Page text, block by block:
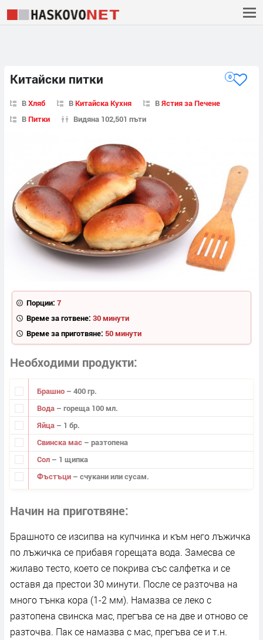
Китайски питки 0
ВХляб ВКитайска Кухня ВЯстия за Печене
ВПитки Видяна 102,501 пъти
Порции: 7
Време за готвене: 30 минути
Време за приготвяне: 50 минути
Необходими продукти
Брашно – 400 гр.
Вода – гореща 100 мл.
Яйца – 1 бр.
Свинска мас – разтопена
Сол – 1 щипка
Фъстъци – счукани или сусам.
Начин на приготвяне
Брашното се изсипва на купчинка и към него лъжичка
по лъжичка се прибавя горещата вода. Замесва се
жилаво тесто, което се покрива със салфетка и се
оставя да престои 30 минути. После се разточва на
много тънка кора (1-2 мм). Намазва се леко с
разтопена свинска мас, прегъва се на две и отново се
разточва. Пак се намазва с мас, прегъва се и т.н.